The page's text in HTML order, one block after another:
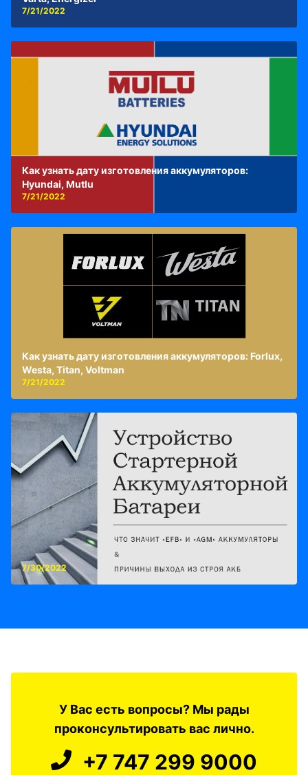
7/21/2022
Как узнать дату изготовления аккумуляторов:
Hyundai, Mutlu
7/21/2022
Как узнать дату изготовления аккумуляторов: Forlux,
Westa, Titan, Voltman
7/21/2022
7/30/2022
У Вас есть вопросы? Мы рады
проконсультировать вас лично.
+7 747 299 9000